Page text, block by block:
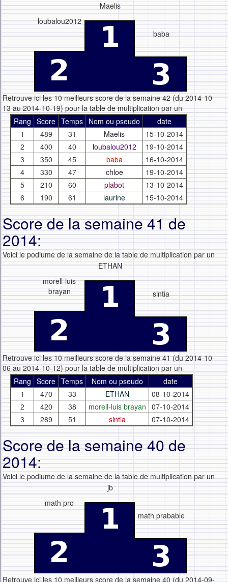
loubalou2012
Maelis
baba
Retrouve ici les 10 meilleurs score de la semaine 42 (du 2014-10-
13 au 2014-10-19) pour la table de multiplication par un
Rang Score Temps Nom ou pseudo
date
1
489 31 Maelis
15-10-2014
2
400 40 loubalou2012
19-10-2014
3
350 45 baba
16-10-2014
4
330 47 chloe
19-10-2014
5
210 60 plabot
13-10-2014
6
190 61 laurine 15-10-2014
Score de la semaine 41 de
2014:
Voici le podiume de la semaine de la table de multiplication par un
morell-luis
brayan
ETHAN
sintia
Retrouve ici les 10 meilleurs score de la semaine 41 (du 2014-10-
06 au 2014-10-12) pour la table de multiplication par un
Rang Score Temps Nom ou pseudo
date
1
470 33 ETHAN
08-10-2014
2
420 38 morell-luis brayan 07-10-2014
3
289 51 sintia 07-10-2014
Score de la semaine 40 de
2014:
Voici le podiume de la semaine de la table de multiplication par un
math pro
jb
math prabable
Retrouve ici les 10 meilleurs score de la semaine 40 (du 2014-09-